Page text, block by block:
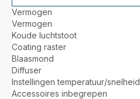
Style
Haardroger
CV184LF0
Vermogen
Vermogen
Koude luchtstoot
Coating raster
Blaasmond
Diffuser
Instellingen temperatuur/snelheid
Accessoires inbegrepen